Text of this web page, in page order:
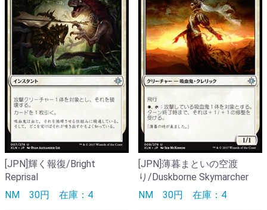
[JPN]輝く報復/Bright
Reprisal
NM 30円 在庫：4
[JPN]薄暮まといの空渡
り/Duskborne Skymarcher
NM 30円 在庫：4